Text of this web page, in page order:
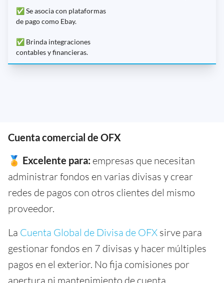
✅ Se asocia con plataformas
de pago como Ebay.
✅ Brinda integraciones
contables y financieras.
Cuenta comercial de OFX
🏅 Excelente para: empresas que necesitan
administrar fondos en varias divisas y crear
redes de pagos con otros clientes del mismo
proveedor.
La Cuenta Global de Divisa de OFX sirve para
gestionar fondos en 7 divisas y hacer múltiples
pagos en el exterior. No fija comisiones por
apertura ni mantenimiento de cuenta.